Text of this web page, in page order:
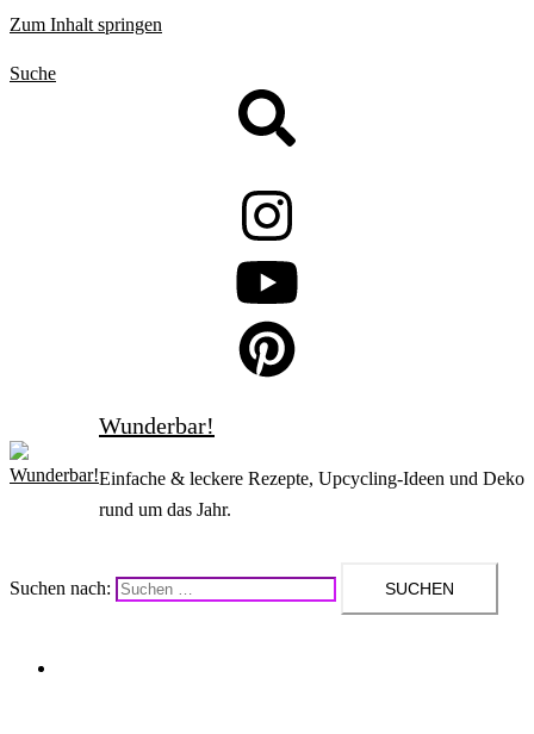
Zum Inhalt springen
Suche
Wunderbar!
Einfache & leckere Rezepte, Upcycling-Ideen und Deko
rund um das Jahr.
Suchen nach: